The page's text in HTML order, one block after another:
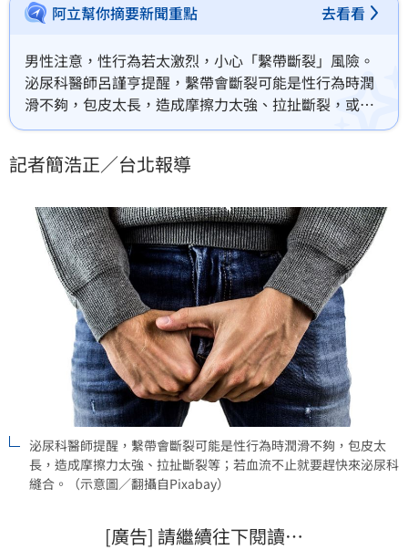
阿立幫你摘要新聞重點 去看看
男性注意，性行為若太激烈，小心「繫帶斷裂」風險。
泌尿科醫師呂謹亨提醒，繫帶會斷裂可能是性行為時潤
滑不夠，包皮太長，造成摩擦力太強、拉扯斷裂，或是
本身繫帶過短；若血流不止就要趕快來泌尿科縫合，常
浩正）
記者簡浩正／台北報導
泌尿科醫師提醒，繫帶會斷裂可能是性行為時潤滑不夠，包皮太
長，造成摩擦力太強、拉扯斷裂等；若血流不止就要趕快來泌尿科
縫合。（示意圖／翻攝自Pixabay）
[廣告] 請繼續往下閱讀…